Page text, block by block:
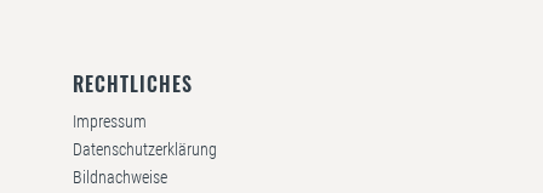
RECHTLICHES
Impressum
Datenschutzerklärung
Bildnachweise